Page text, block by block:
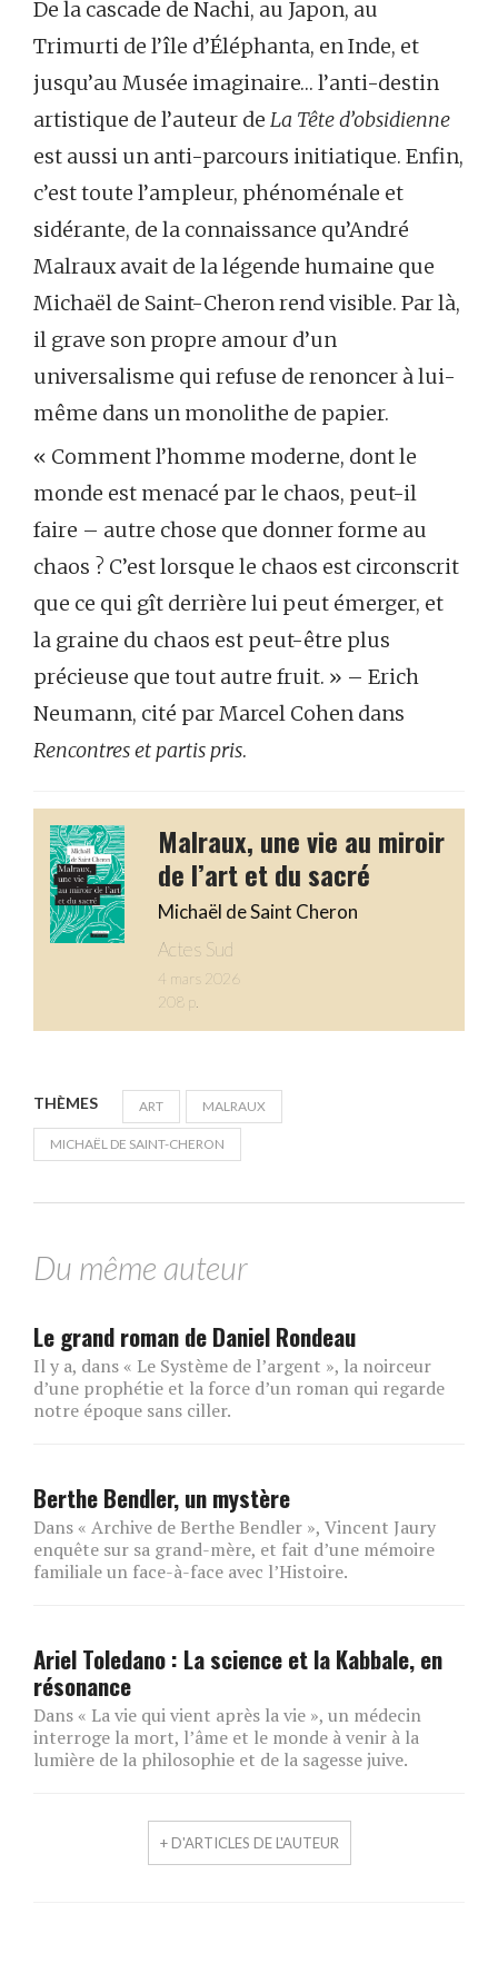
De la cascade de Nachi, au Japon, au
Trimurti de l’île d’Éléphanta, en Inde, et
jusqu’au Musée imaginaire… l’anti-destin
artistique de l’auteur de La Tête d’obsidienne
est aussi un anti-parcours initiatique. Enfin,
c’est toute l’ampleur, phénoménale et
sidérante, de la connaissance qu’André
Malraux avait de la légende humaine que
Michaël de Saint-Cheron rend visible. Par là,
il grave son propre amour d’un
universalisme qui refuse de renoncer à lui-
même dans un monolithe de papier.
« Comment l’homme moderne, dont le
monde est menacé par le chaos, peut-il
faire – autre chose que donner forme au
chaos ? C’est lorsque le chaos est circonscrit
que ce qui gît derrière lui peut émerger, et
la graine du chaos est peut-être plus
précieuse que tout autre fruit. » – Erich
Neumann, cité par Marcel Cohen dans
Rencontres et partis pris.
Malraux, une vie au miroir
de l’art et du sacré
Michaël de Saint Cheron
Actes Sud
4 mars 2026
208 p.
THÈMES ART MALRAUX
MICHAËL DE SAINT-CHERON
Du même auteur
Le grand roman de Daniel Rondeau
Il y a, dans « Le Système de l’argent », la noirceur
d’une prophétie et la force d’un roman qui regarde
notre époque sans ciller.
Berthe Bendler, un mystère
Dans « Archive de Berthe Bendler », Vincent Jaury
enquête sur sa grand-mère, et fait d’une mémoire
familiale un face-à-face avec l’Histoire.
Ariel Toledano : La science et la Kabbale, en
résonance
Dans « La vie qui vient après la vie », un médecin
interroge la mort, l’âme et le monde à venir à la
lumière de la philosophie et de la sagesse juive.
+ D'ARTICLES DE L'AUTEUR